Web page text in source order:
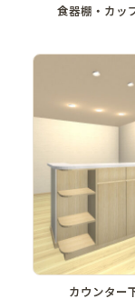
食器棚・カッ
カウンター